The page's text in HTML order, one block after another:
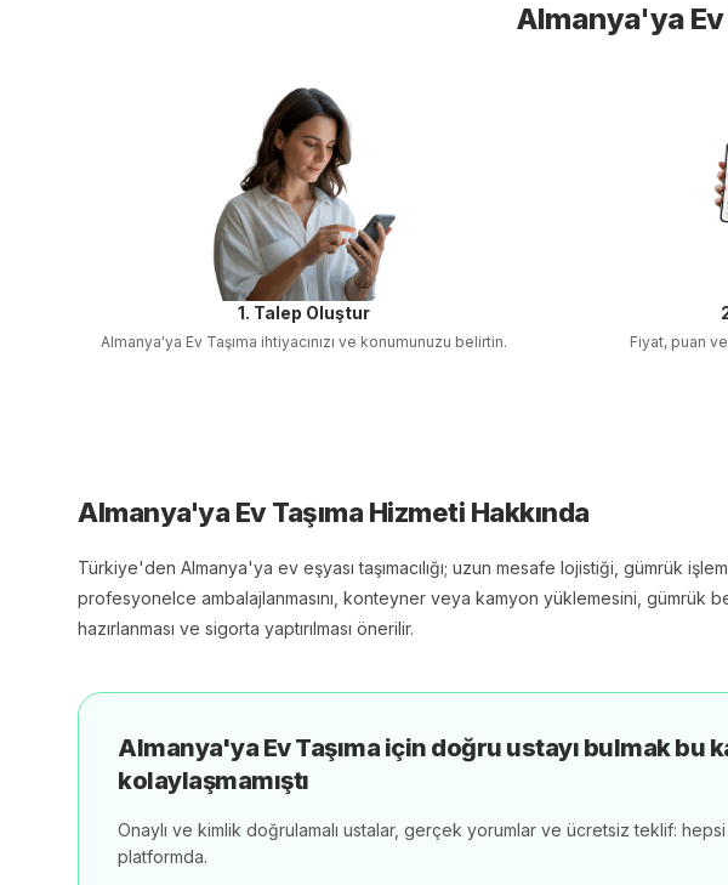
Almanya'ya Ev
1. Talep Oluştur
Almanya'ya Ev Taşıma ihtiyacınızı ve konumunuzu belirtin. Fiyat, puan
Almanya'ya Ev Taşıma Hizmeti Hakkında
Türkiye'den Almanya'ya ev eşyası taşımacılığı; uzun mesafe lojistiği, gümrük
profesyonelce ambalajlanmasını, konteyner veya kamyon yüklemesini, gümrük
hazırlanması ve sigorta yaptırılması önerilir.
Almanya'ya Ev Taşıma için doğru ustayı bulmak bu
kolaylaşmamıştı
Onaylı ve kimlik doğrulamalı ustalar, gerçek yorumlar ve ücretsiz teklif:
platformda.